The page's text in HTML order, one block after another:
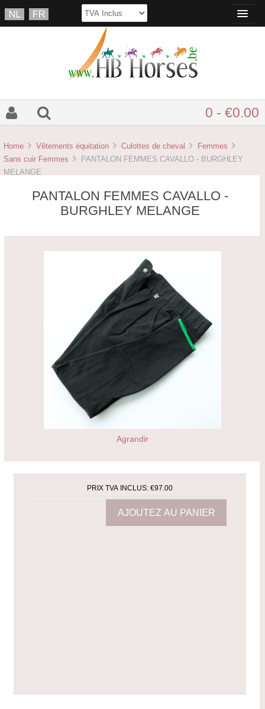
0 - €0.00
Home Vêtements équitation Culottes de cheval
Femmes
Sans cuir Femmes
PANTALON FEMMES CAVALLO - BURGHLEY
MELANGE
PANTALON FEMMES CAVALLO -
BURGHLEY MELANGE
Agrandir
PRIX TVA INCLUS:€97.00